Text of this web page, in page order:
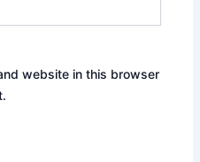
website in this browser